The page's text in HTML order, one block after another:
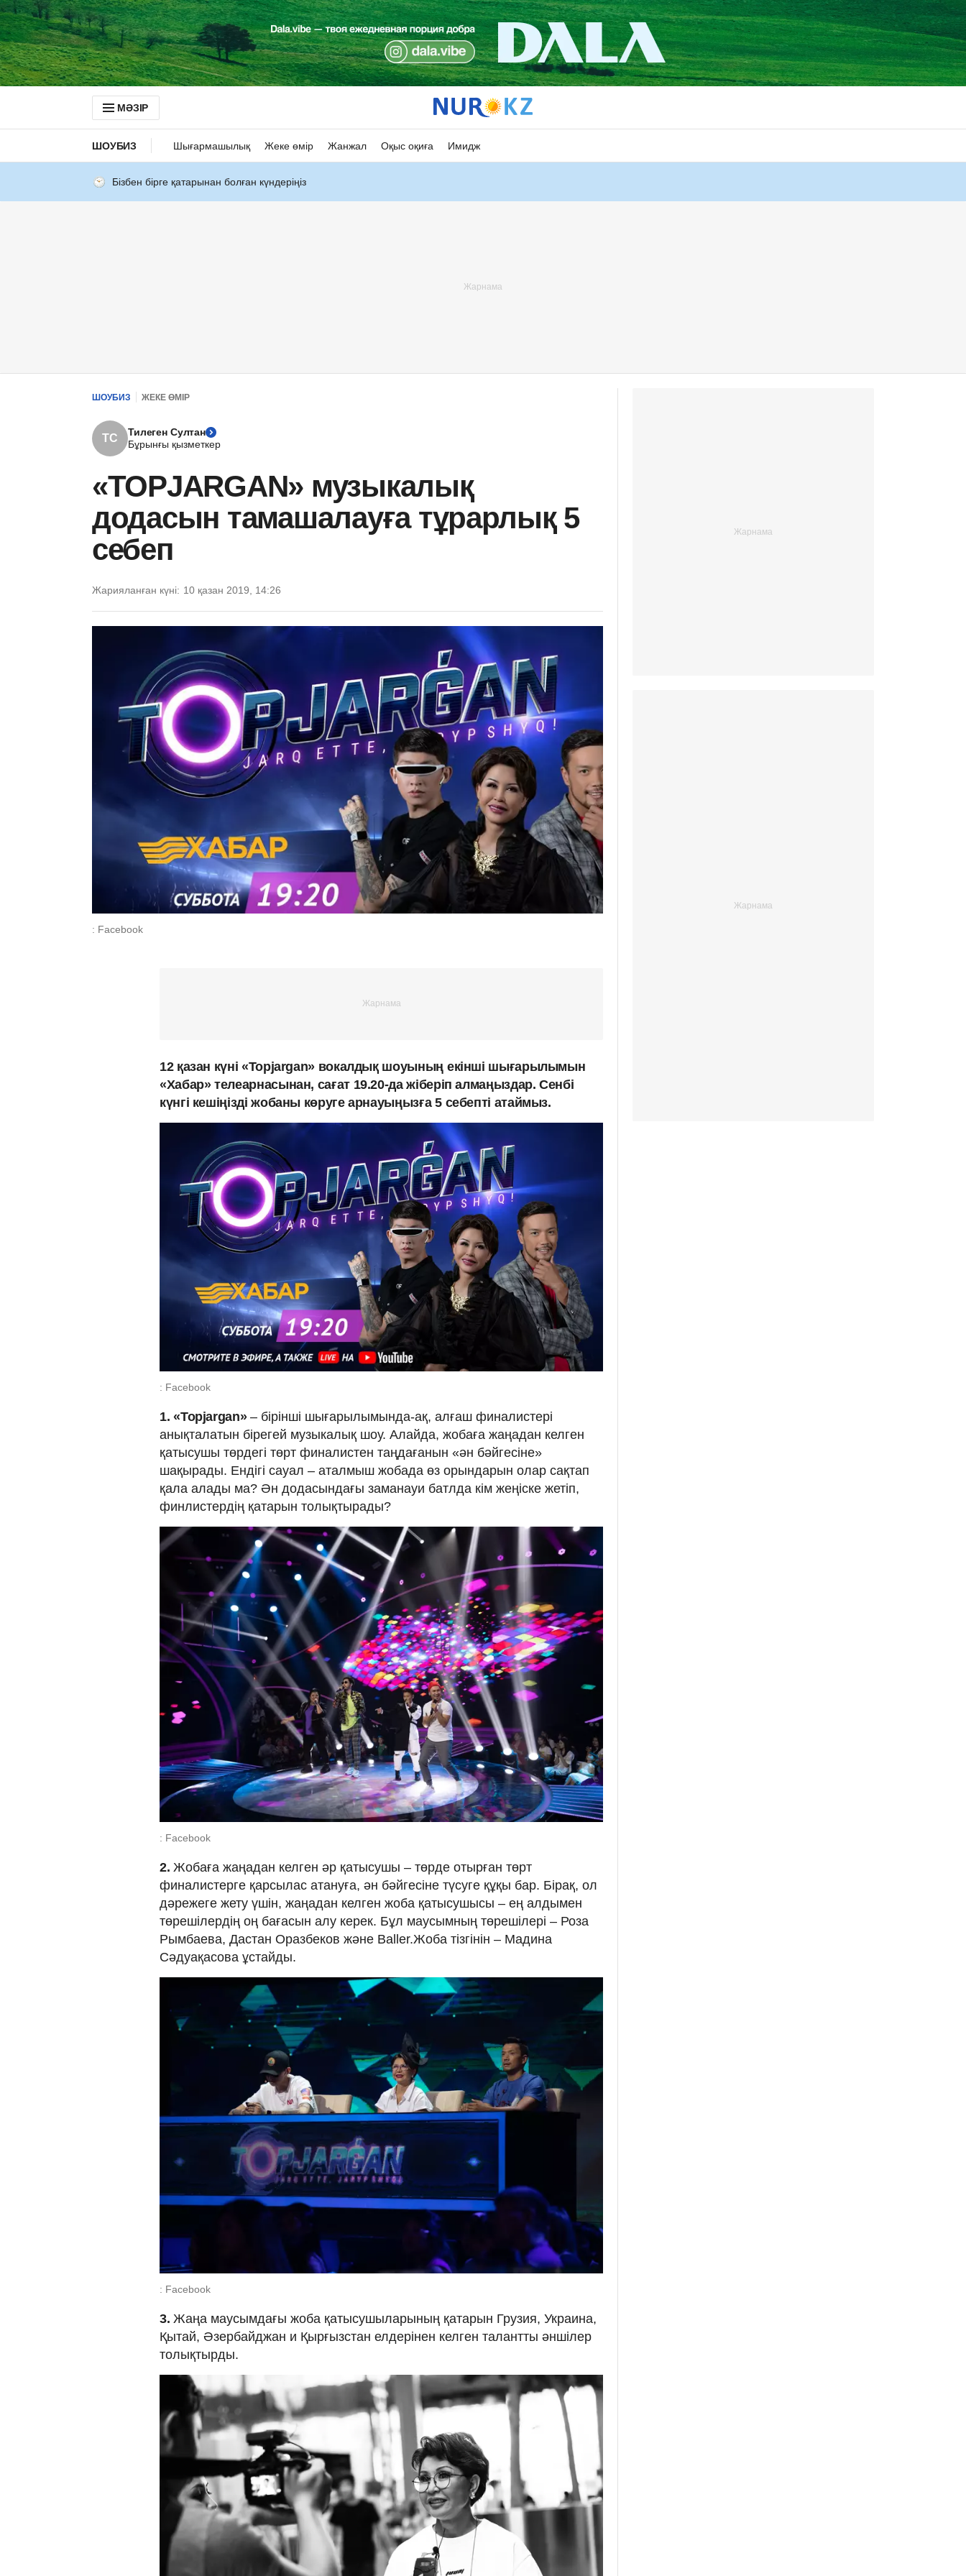
МӘЗІР
ШОУБИЗ Шығармашылық Жеке өмір Жанжал Оқыс оқиға Имидж
Бізбен бірге қатарынан болған күндеріңіз
ШОУБИЗ ЖЕКЕ ӨМІР
ТС
Тилеген Султан
Бұрынғы қызметкер
«TOPJARGAN» музыкалық
додасын тамашалауға тұрарлық 5
себеп
Жарияланған күні: 10 қазан 2019, 14:26
: Facebook
12 қазан күні «Topjargan» вокалдық шоуының екінші шығарылымын
«Хабар» телеарнасынан, сағат 19.20-да жіберіп алмаңыздар. Сенбі
күнгі кешіңізді жобаны көруге арнауыңызға 5 себепті атаймыз.
: Facebook
1. «Topjargan»– бірінші шығарылымында-ақ, алғаш финалистері
анықталатын бірегей музыкалық шоу. Алайда, жобаға жаңадан келген
қатысушы төрдегі төрт финалистен таңдағанын «ән бәйгесіне»
шақырады. Ендігі сауал – аталмыш жобада өз орындарын олар сақтап
қала алады ма? Ән додасындағы заманауи батлда кім жеңіске жетіп,
финлистердің қатарын толықтырады?
: Facebook
2. Жобаға жаңадан келген әр қатысушы – төрде отырған төрт
финалистерге қарсылас атануға, ән бәйгесіне түсуге құқы бар. Бірақ, ол
дәрежеге жету үшін, жаңадан келген жоба қатысушысы – ең алдымен
төрешілердің оң бағасын алу керек. Бұл маусымның төрешілері – Роза
Рымбаева, Дастан Оразбеков және Baller.Жоба тізгінін – Мадина
Сәдуақасова ұстайды.
: Facebook
3. Жаңа маусымдағы жоба қатысушыларының қатарын Грузия, Украина,
Қытай, Әзербайджан и Қырғызстан елдерінен келген талантты әншілер
толықтырды.